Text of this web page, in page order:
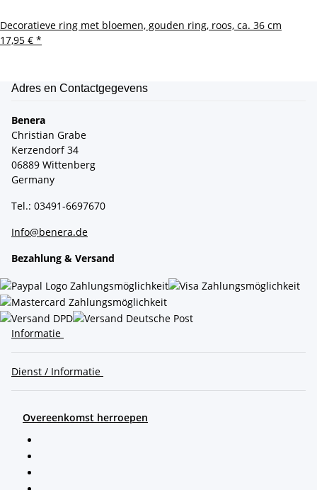
Decoratieve ring met bloemen, gouden ring, roos, ca. 36 cm
17,95 € *
Adres en Contactgegevens
Benera
Christian Grabe
Kerzendorf 34
06889 Wittenberg
Germany
Tel.: 03491-6697670
Info@benera.de
Bezahlung & Versand
Informatie
Dienst / Informatie
Overeenkomst herroepen